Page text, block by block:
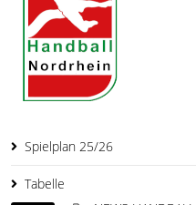
Spielplan 25/26
Tabelle